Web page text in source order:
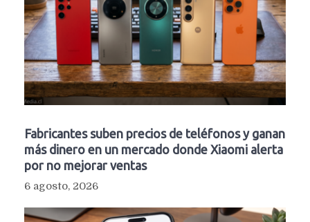
Fabricantes suben precios de teléfonos y ganan
más dinero en un mercado donde Xiaomi alerta
por no mejorar ventas
6 agosto, 2026